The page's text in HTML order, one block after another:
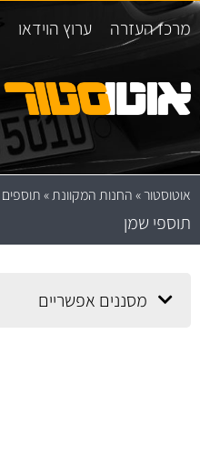
מרכז העזרה ערוץ הוידאו
אוטוסטור»החנות המקוונת»תוספים
תוספי שמן
מסננים אפשריים